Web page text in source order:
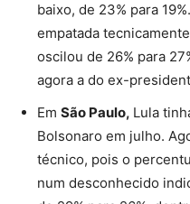
baixo, de 23% para
empatada
oscilou de 26% para
agora a do ex-
Em São Paulo, Lula
Bolsonaro em julho.
técnico, pois o
num desconhecido